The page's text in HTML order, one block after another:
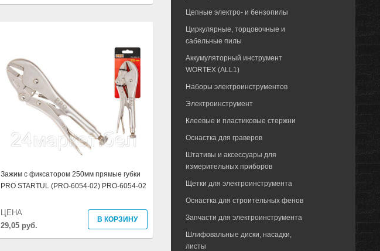
Цепные электро- и бензопилы
Циркулярные, торцовочные и
сабельные пилы
Аккумуляторный инструмент
WORTEX (ALL1)
Наборы электроинструментов
Электроинструмент
Клеевые и пластиковые стержни
Оснастка для граверов
Штативы и аксессуары для
измерительных приборов
Щетки для электроинструмента
Оснастка для строительных фенов
Запчасти для электроинструмента
Шлифовальные диски, насадки,
листы
Зажим с фиксатором 250мм прямые губки
PRO STARTUL (PRO-6054-02) PRO-6054-02
29,05 руб.
ЦЕНА
В КОРЗИНУ